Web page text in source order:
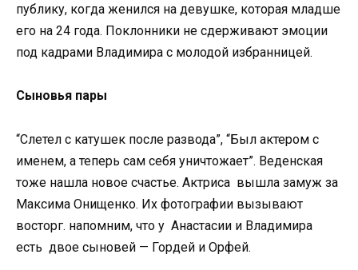
публику, когда женился на девушке, которая младше
его на 24 года. Поклонники не сдерживают эмоции
под кадрами Владимира с молодой избранницей.
Сыновья пары
“Слетел с катушек после развода”, “Был актером с
именем, а теперь сам себя уничтожает”. Веденская
тоже нашла новое счастье. Актриса вышла замуж за
Максима Онищенко. Их фотографии вызывают
восторг. напомним, что у Анастасии и Владимира
есть двое сыновей — Гордей и Орфей.